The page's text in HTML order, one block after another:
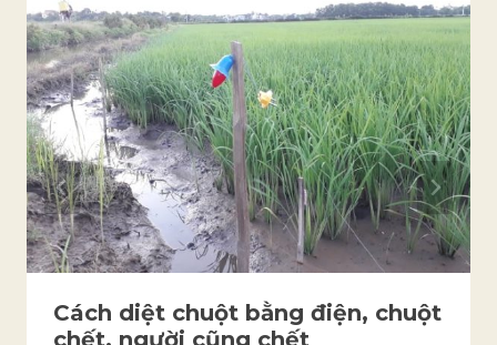
Cách diệt chuột bằng điện, chuột
chết, người cũng chết